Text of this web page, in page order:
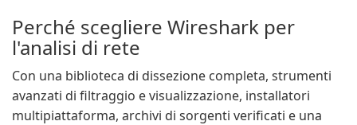
Perché scegliere Wireshark per
l'analisi di rete
Con una biblioteca di dissezione completa, strumenti
avanzati di filtraggio e visualizzazione, installatori
multipiattaforma, archivi di sorgenti verificati e una